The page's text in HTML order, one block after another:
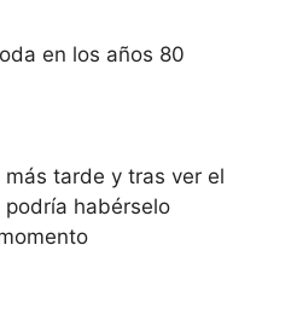
en los años 80
tarde y tras ver el
habérselo